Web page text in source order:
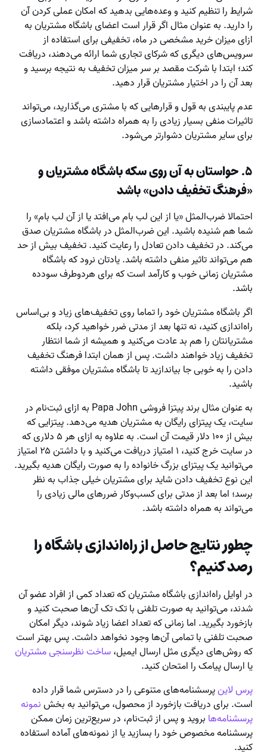
شرایط را تنظیم کنید و وعده‌هایی بدهید که امکان عملی کردن آن
را دارید. به عنوان مثال اگر قرار است اعضای باشگاه مشتریان به
ازای میزان خرید مشخصی در ماه، تخفیفی برای استفاده از
سرویس‌های دیگری که شرکای تجاری شما ارائه می‌دهند، دریافت
کند؛ ابتدا با شرکت مقصد بر سر میزان تخفیف به نتیجه برسید و
بعد آن را در اختیار مشتریان قرار دهید.
عدم پایبندی به قول و قرارهایی که با مشتری می‌گذارید، می‌تواند
تاثیرات منفی بسیار زیادی را به همراه داشته باشد و اعتمادسازی
برای سایر مشتریان دشوارتر می‌شود.
۵. حواستان به آن روی سکه باشگاه مشتریان و
«فرهنگ تخفیف دادن» باشد
احتمالا ضرب‌المثل «یا از این لب بام می‌افتد یا از آن لب بام» را
شما هم شنیده باشید. این ضرب‌المثل در باشگاه مشتریان صدق
می‌کند. در تخفیف دادن تعادل را رعایت کنید. تخفیف بیش از حد
هم می‌تواند تاثیر منفی داشته باشد. یادتان نرود که باشگاه
مشتریان زمانی خوب و کارآمد است که برای هردوطرف سودده
باشد.
اگر باشگاه مشتریان خود را تماما روی تخفیف‌های زیاد و بی‌اساس
راه‌اندازی کنید، نه تنها بعد از مدتی ضرر خواهید کرد، بلکه
مشتریانتان را هم بد عادت می‌کنید و همیشه از شما انتظار
تخفیف زیاد خواهند داشت. پس از همان ابتدا فرهنگ تخفیف
دادن را به خوبی جا بیاندازید تا باشگاه مشتریان موفقی داشته
باشید.
به عنوان مثال برند پیتزا فروشی Papa John به ازای ثبت‌نام در
سایت، یک پیتزای رایگان به مشتریان هدیه می‌دهد. پیتزایی که
بیش از ۱۰۰ دلار قیمت آن است. به علاوه به ازای هر ۵ دلاری که
در سایت خرج کنید، ۱ امتیاز دریافت می‌کنید و با داشتن ۲۵ امتیاز
می‌توانید یک پیتزای بزرگ خانواده را به صورت رایگان هدیه بگیرید.
این نوع تخفیف دادن شاید برای مشتریان خیلی جذاب به نظر
برسد؛ اما بعد از مدتی برای کسب‌وکار ضررهای مالی زیادی را
می‌تواند به همراه داشته باشد.
چطور نتایج حاصل از راه‌اندازی باشگاه را
رصد کنیم؟
در اوایل راه‌اندازی باشگاه مشتریان که تعداد کمی از افراد عضو آن
شدند، می‌توانید به صورت تلفنی با تک تک آن‌ها صحبت کنید و
بازخورد بگیرید. اما زمانی که تعداد اعضا زیاد شوند، دیگر امکان
صحبت تلفنی با تمامی آن‌ها وجود نخواهد داشت. پس بهتر است
که روش‌های دیگری مثل ارسال ایمیل،ساخت نظرسنجی مشتریان
یا ارسال پیامک را امتحان کنید.
پرس لاینپرسشنامه‌های متنوعی را در دسترس شما قرار داده
است. برای دریافت بازخورد از محصول، می‌توانید به بخشنمونه
پرسشنامه‌ها بروید و پس از ثبت‌نام، در سریع‌ترین زمان ممکن
پرسشنامه مخصوص خود را بسازید یا از نمونه‌های آماده استفاده
کنید.